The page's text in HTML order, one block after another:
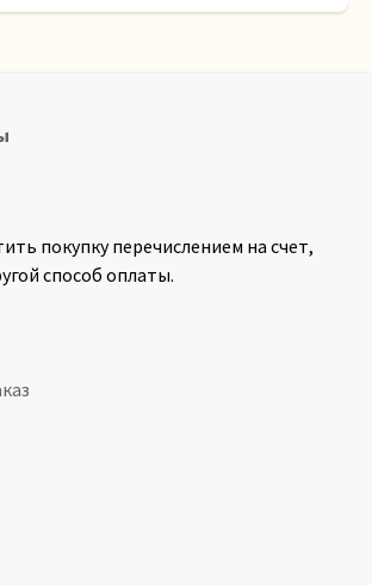
покупку перечислением на счет,
способ оплаты.